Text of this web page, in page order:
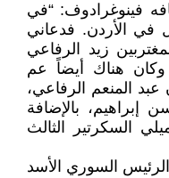
فينوغرادوف: “في
عمل في ‏الأردن. فدعاني
زيد الرفاعي
وكان ‏هناك أيضاً عم
المنعم الرفاعي،
‏إبراهيم، بالإضافة
السكرتير الثالث
السوري الأسد